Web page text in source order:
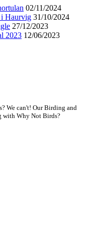
02/11/2024
i Haurvig 31/10/2024
27/12/2023
2023 12/06/2023
We can't! Our Birding and
with Why Not Birds?